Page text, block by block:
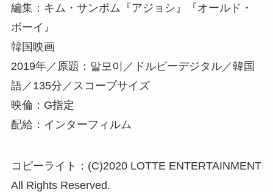
編集：キム・サンボム『アジョシ』『オールド・
ボーイ』
韓国映画
2019年／原題：말모이／ドルビーデジタル／韓国
語／135分／スコープサイズ
映倫：G指定
配給：インターフィルム
コピーライト：(C)2020 LOTTE ENTERTAINMENT
All Rights Reserved.